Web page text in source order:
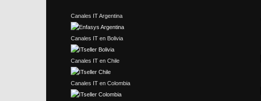
Canales IT Argentina
Canales IT en Bolivia
Canales IT en Chile
Canales IT en Colombia